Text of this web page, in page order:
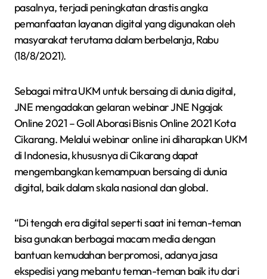
pasalnya, terjadi peningkatan drastis angka
pemanfaatan layanan digital yang digunakan oleh
masyarakat terutama dalam berbelanja, Rabu
(18/8/2021).
Sebagai mitra UKM untuk bersaing di dunia digital,
JNE mengadakan gelaran webinar JNE Ngajak
Online 2021 – Goll Aborasi Bisnis Online 2021 Kota
Cikarang. Melalui webinar online ini diharapkan UKM
di Indonesia, khususnya di Cikarang dapat
mengembangkan kemampuan bersaing di dunia
digital, baik dalam skala nasional dan global.
“Di tengah era digital seperti saat ini teman-teman
bisa gunakan berbagai macam media dengan
bantuan kemudahan berpromosi, adanya jasa
ekspedisi yang mebantu teman-teman baik itu dari